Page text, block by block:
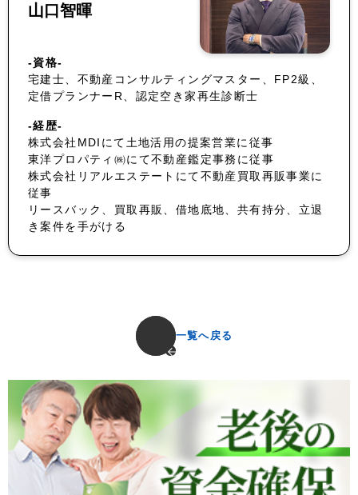
山口智暉
-資格-
宅建士、不動産コンサルティングマスター、FP2級、
定借プランナーR、認定空き家再生診断士
-経歴-
株式会社MDIにて土地活用の提案営業に従事
東洋プロパティ㈱にて不動産鑑定事務に従事
株式会社リアルエステートにて不動産買取再販事業に
従事
リースバック、買取再販、借地底地、共有持分、立退
き案件を手がける
一覧へ戻る